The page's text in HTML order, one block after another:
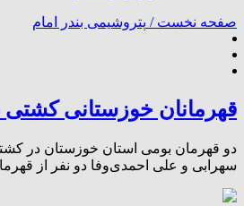
صفحه نخست / پتروشیمی بندر امام
قهرمانان خوزستانی
دو قهرمان بومی استان خوزستان در
سهرابی و علی احمدی‌وفا دو نفر از